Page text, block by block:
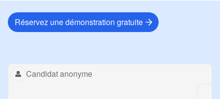
Réservez une démonstration gratuite
Candidat anonyme